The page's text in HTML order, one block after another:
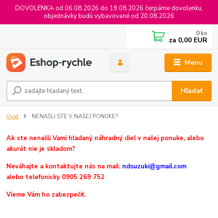
DOVOLENKA od 06.08.2026 do 19.08.2026 čerpáme dovolenku,
objednávky budú vybavované od 20.08.2026
Menu
Hľadať
0 ks
za 0,00 EUR
Úvod NENAŠLI STE V NAŠEJ PONUKE?
Ak ste nenašli Vami hľadaný náhradný diel v našej ponuke, alebo
akurát nie je skladom?
Neváhajte a kontaktujte nás na mail: ndsuzuki@gmail.com
alebo telefonicky 0905 269 752
Vieme Vám ho zabezpečiť.